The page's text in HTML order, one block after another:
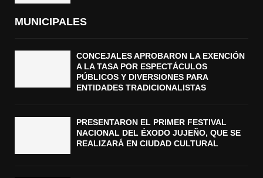
MUNICIPALES
CONCEJALES APROBARON LA EXENCIÓN
A LA TASA POR ESPECTÁCULOS
PÚBLICOS Y DIVERSIONES PARA
ENTIDADES TRADICIONALISTAS
PRESENTARON EL PRIMER FESTIVAL
NACIONAL DEL ÉXODO JUJEÑO, QUE SE
REALIZARÁ EN CIUDAD CULTURAL